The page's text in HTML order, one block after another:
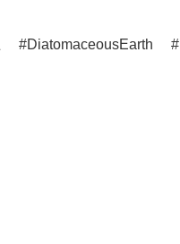
DiatomaceousEarth